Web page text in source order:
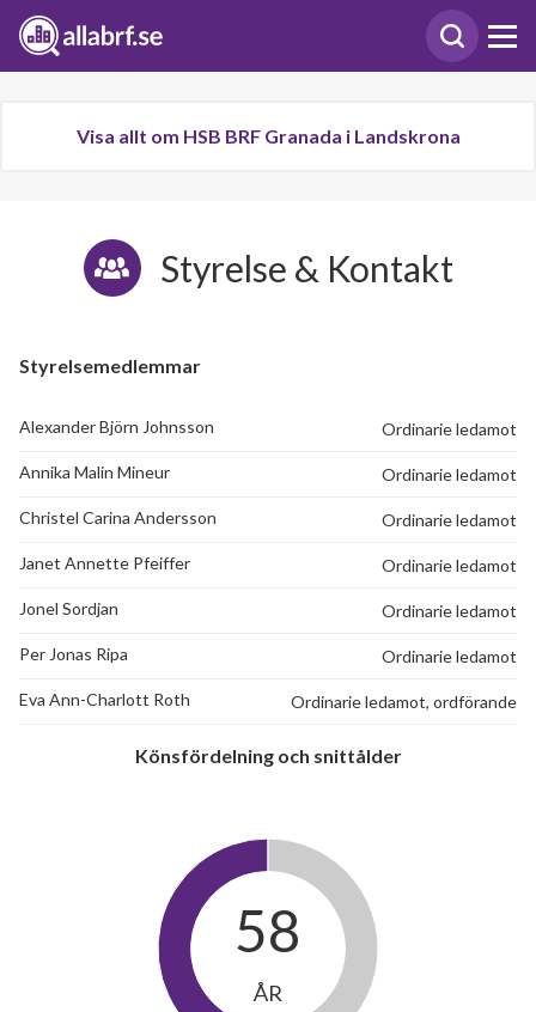
Visa allt om HSB BRF Granada i Landskrona
Styrelse & Kontakt
Styrelsemedlemmar
Alexander Björn Johnsson Ordinarie ledamot
Annika Malin Mineur Ordinarie ledamot
Christel Carina Andersson Ordinarie ledamot
Janet Annette Pfeiffer Ordinarie ledamot
Jonel Sordjan Ordinarie ledamot
Per Jonas Ripa Ordinarie ledamot
Eva Ann-Charlott Roth Ordinarie ledamot, ordförande
Könsfördelning och snittålder
58
ÅR